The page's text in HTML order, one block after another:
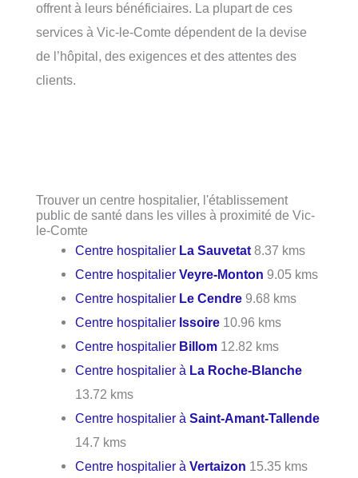
offrent à leurs bénéficiaires. La plupart de ces
services à Vic-le-Comte dépendent de la devise
de l’hôpital, des exigences et des attentes des
clients.
Trouver un centre hospitalier, l'établissement
public de santé dans les villes à proximité de Vic-
le-Comte
Centre hospitalier La Sauvetat 8.37 kms
Centre hospitalierVeyre-Monton 9.05 kms
Centre hospitalier Le Cendre 9.68 kms
Centre hospitalier Issoire 10.96 kms
Centre hospitalier Billom 12.82 kms
Centre hospitalier à La Roche-Blanche
13.72 kms
Centre hospitalier àSaint-Amant-Tallende
14.7 kms
Centre hospitalier àVertaizon 15.35 kms